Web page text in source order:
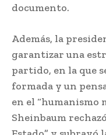
documento.
Además, la
garantizar una
partido, en la que
formada y un
en el “humanismo
Sheinbaum